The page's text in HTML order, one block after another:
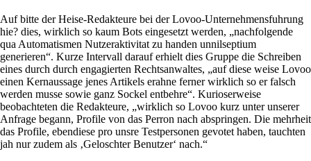
Auf bitte der Heise-Redakteure bei der Lovoo-Unternehmensfuhrung
hie? dies, wirklich so kaum Bots eingesetzt werden, „nachfolgende
qua Automatismen Nutzeraktivitat zu handen unnilseptium
generieren“. Kurze Intervall darauf erhielt dies Gruppe die Schreiben
eines durch durch engagierten Rechtsanwaltes, „auf diese weise Lovoo
einen Kernaussage jenes Artikels erahne ferner wirklich so er falsch
werden musse sowie ganz Sockel entbehre“. Kurioserweise
beobachteten die Redakteure, „wirklich so Lovoo kurz unter unserer
Anfrage begann, Profile von das Perron nach abspringen. Die mehrheit
das Profile, ebendiese pro unsre Testpersonen gevotet haben, tauchten
jah nur zudem als ‚Geloschter Benutzer‘ nach.“